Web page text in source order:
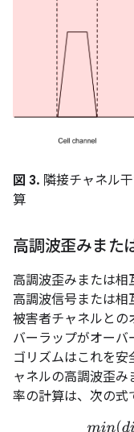
図 3. 隣接チャネル
算
高調波歪みまた
高調波歪みまたは相
高調波信号または相
被害者チャネルとの
バーラップがオーバ
ゴリズムはこれを安
ャネルの高調波歪
率の計算は、次の式
n(distort